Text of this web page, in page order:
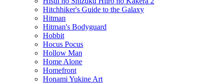
Hitchhiker's Guide to the Galaxy
Hitman
Hitman's Bodyguard
Hobbit
Hocus Pocus
Hollow Man
Home Alone
Homefront
Honami Yukine Art